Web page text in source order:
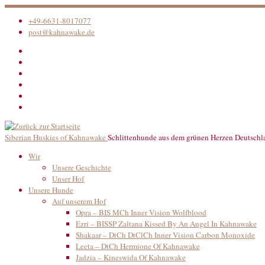
Zum
Inhalt
springen
+49-6631-8017077
post@kahnawake.de
Siberian Huskies of Kahnawake Schlittenhunde aus dem grünen Herzen
Wir
Unsere Geschichte
Unser Hof
Unsere Hunde
Auf unserem Hof
Opra – BIS MCh Inner Vision Wolfblood
Ezri – BISSP Zaltana Kissed By An Angel In Kahnawake
Shakaar – DtCh DtClCh Inner Vision Carbon Monoxide
Leeta – DtCh Hermione Of Kahnawake
Jadzia – Kineswida Of Kahnawake